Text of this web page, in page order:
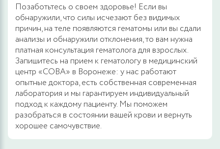
Позаботьтесь о своем здоровье! Если вы
обнаружили, что силы исчезают без видимых
причин, на теле появляются гематомы или вы сдали
анализы и обнаружили отклонения, то вам нужна
платная консультация гематолога для взрослых.
Запишитесь на прием к гематологу в медицинский
центр «СОВА» в Воронеже: у нас работают
опытные доктора, есть собственная современная
лаборатория и мы гарантируем индивидуальный
подход к каждому пациенту. Мы поможем
разобраться в состоянии вашей крови и вернуть
хорошее самочувствие.